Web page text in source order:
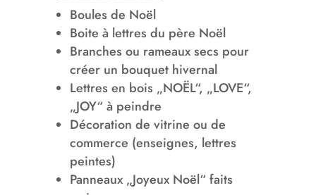
Boules de Noël
Boite à lettres du père Noël
Branches ou rameaux secs pour
créer un bouquet hivernal
Lettres en bois „NOËL“, „LOVE“,
„JOY“ à peindre
Décoration de vitrine ou de
commerce (enseignes, lettres
peintes)
Panneaux „Joyeux Noël“ faits